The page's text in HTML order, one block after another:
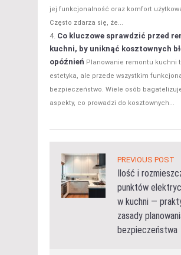
jej funkcjonalność oraz komfort
Często zdarza się, że...
Co kluczowe sprawdzić przed
kuchni, by uniknąć kosztownych
opóźnień Planowanie remontu kuchni
estetyka, ale przede wszystkim
bezpieczeństwo. Wiele osób
aspekty, co prowadzi do kosztownych...
PREVIOUS POST
Ilość i
punktów
w kuchni —
zasady
bezpieczeństwa